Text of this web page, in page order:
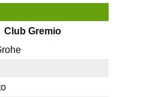
Club Gremio